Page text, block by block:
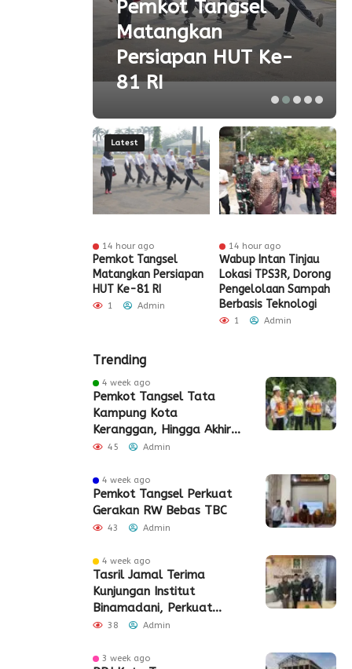
Pemkot Tangsel
Matangkan
Persiapan HUT Ke-
81 RI
Latest
14 hour ago
Pemkot Tangsel
Matangkan Persiapan
HUT Ke-81 RI
1 Admin
14 hour ago
Wabup Intan Tinjau
Lokasi TPS3R, Dorong
Pengelolaan Sampah
Berbasis Teknologi
1 Admin
Trending
4 week ago
Pemkot Tangsel Tata
Kampung Kota
Keranggan, Hingga Akhir
2026
45 Admin
4 week ago
Pemkot Tangsel Perkuat
Gerakan RW Bebas TBC
43 Admin
4 week ago
Tasril Jamal Terima
Kunjungan Institut
Binamadani, Perkuat
Sinergi Bangun SDM Kota
38 Admin
3 week ago